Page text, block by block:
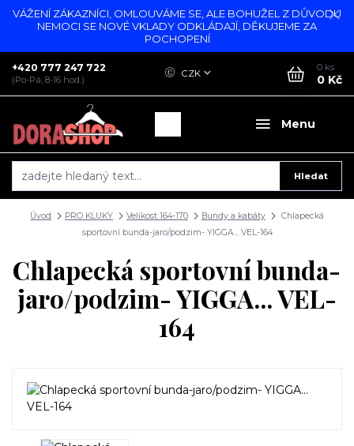
VÁŽENÍ ZÁKAZNÍCI, OMLOUVÁME SE, ALE BOHUŽEL Z DŮVODU
NEMOCI SE NOVÉ VKLADY ODKLÁDAJÍ, DĚKUJEME ZA
POCHOPENÍ
Menu
CZK
Hledat
+420 777 247 722
(Po-Pá, 8-16 hod.)
0 ks
0 Kč
Úvod PRO KLUKY Velikost 164-170 Bundy a kabáty
Chlapecká
sportovní bunda-jaro/podzim- YIGGA... VEL-164
Chlapecká sportovní bunda-
jaro/podzim- YIGGA... VEL-
164